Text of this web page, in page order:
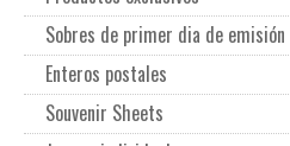
Sobres de primer dia de emisión
Enteros postales
Souvenir Sheets